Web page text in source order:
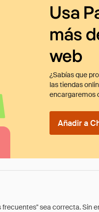
Usa
más
web
¿Sabías que
las tiendas
encargaremos
Añadir a
sea correcta. Sin